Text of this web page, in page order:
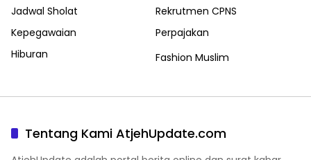
Jadwal Sholat
Rekrutmen CPNS
Kepegawaian
Perpajakan
Hiburan
Fashion Muslim
Tentang Kami AtjehUpdate.com